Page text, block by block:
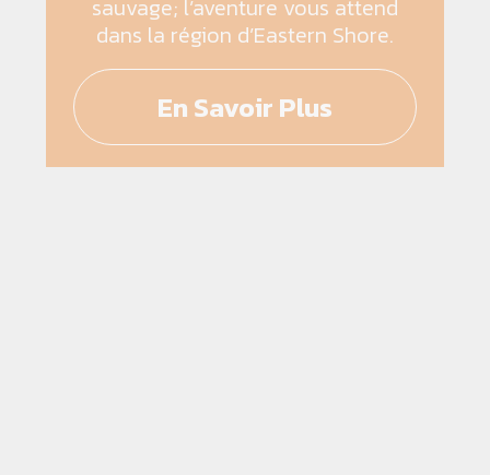
sauvage; l’aventure vous attend
dans la région d’Eastern Shore.
En Savoir Plus